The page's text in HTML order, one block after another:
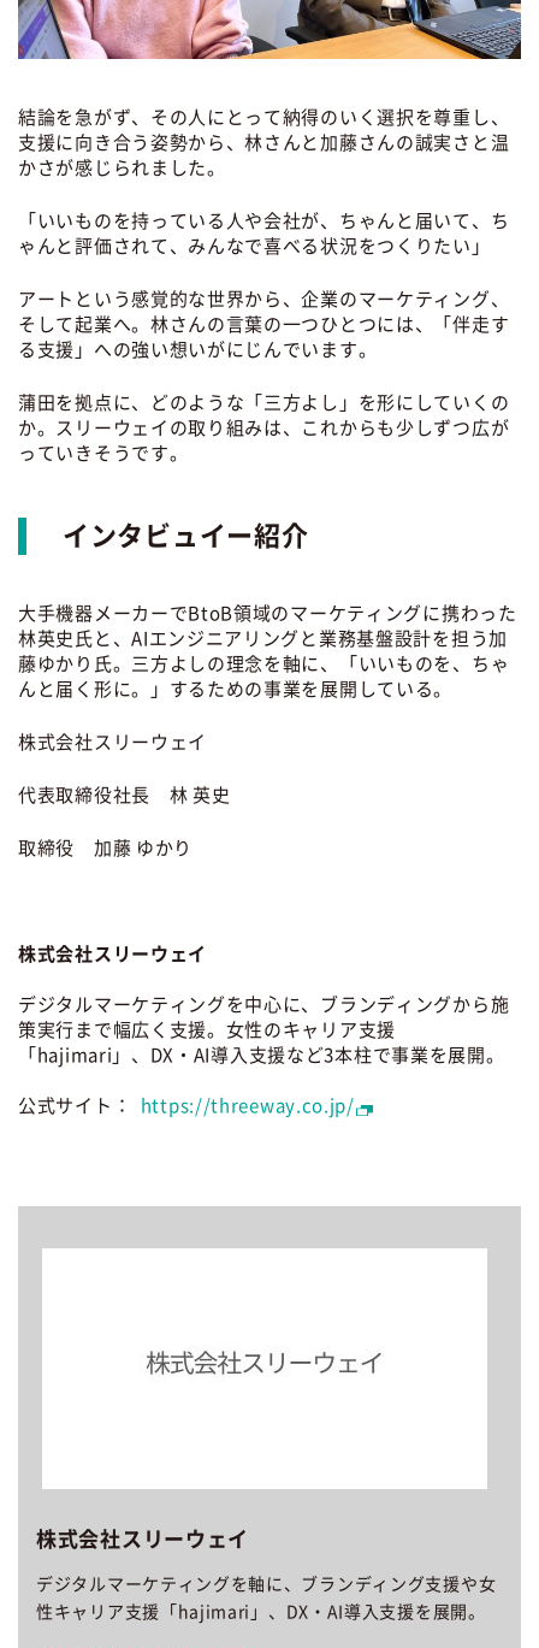
結論を急がず、その人にとって納得のいく選択を尊重し、
支援に向き合う姿勢から、林さんと加藤さんの誠実さと温
かさが感じられました。
「いいものを持っている人や会社が、ちゃんと届いて、ち
ゃんと評価されて、みんなで喜べる状況をつくりたい」
アートという感覚的な世界から、企業のマーケティング、
そして起業へ。林さんの言葉の一つひとつには、「伴走す
る支援」への強い想いがにじんでいます。
蒲田を拠点に、どのような「三方よし」を形にしていくの
か。スリーウェイの取り組みは、これからも少しずつ広が
っていきそうです。
インタビュイー紹介
大手機器メーカーでBtoB領域のマーケティングに携わった
林英史氏と、AIエンジニアリングと業務基盤設計を担う加
藤ゆかり氏。三方よしの理念を軸に、「いいものを、ちゃ
んと届く形に。」するための事業を展開している。
株式会社スリーウェイ
代表取締役社長 林 英史
取締役 加藤 ゆかり
株式会社スリーウェイ
デジタルマーケティングを中心に、ブランディングから施
策実行まで幅広く支援。女性のキャリア支援
「hajimari」、DX・AI導入支援など3本柱で事業を展開。
公式サイト： https://threeway.co.jp/
株式会社スリーウェイ
デジタルマーケティングを軸に、ブランディング支援や女
性キャリア支援「hajimari」、DX・AI導入支援を展開。